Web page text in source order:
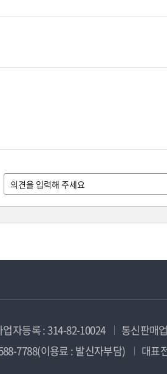
업자등록 : 314-82-10024
통신판매
7788(이용료 : 발신자부담)
대표